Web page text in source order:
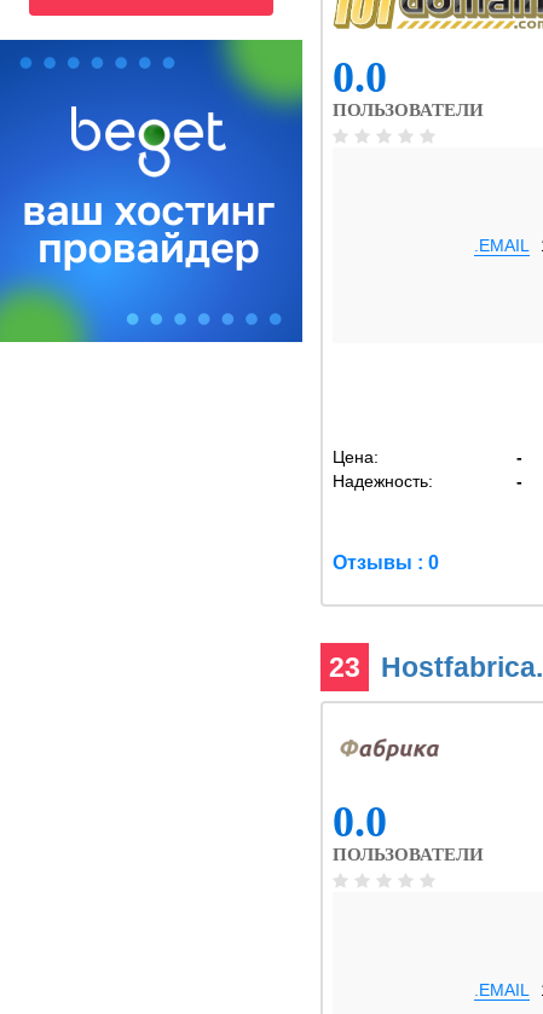
0.0
ПОЛЬЗОВАТЕЛИ
.EMAIL
Цена: -
Надежность:
-
Отзывы : 0
23
0.0
ПОЛЬЗОВАТЕЛИ
.EMAIL